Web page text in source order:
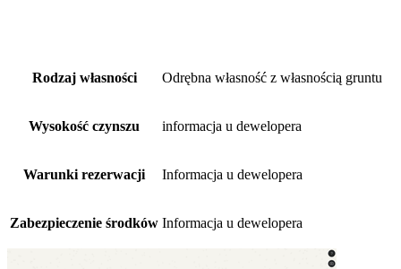
Rodzaj własności Odrębna własność z własnością gruntu
Wysokość czynszu informacja u dewelopera
Warunki rezerwacji Informacja u dewelopera
Zabezpieczenie środków Informacja u dewelopera